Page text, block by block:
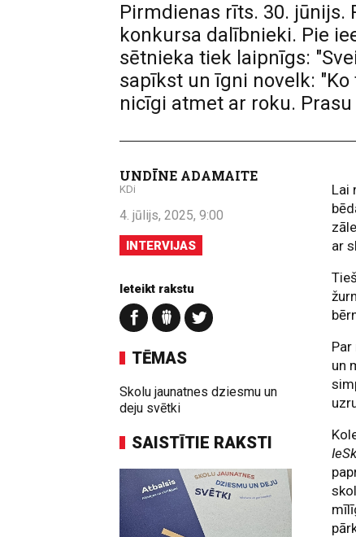
Pirmdienas rīts. 30. jūnijs.
konkursa dalībnieki. Pie
sētnieka tiek laipnīgs:
sapīkst un īgni novelk:
nicīgi atmet ar roku.
UNDĪNE ADAMAITE
KDi
4. jūlijs, 2025, 9:00
INTERVIJAS
Ieteikt rakstu
TĒMAS
Skolu jaunatnes dziesmu un
deju svētki
SAISTĪTIE RAKSTI
Lai
ar
un